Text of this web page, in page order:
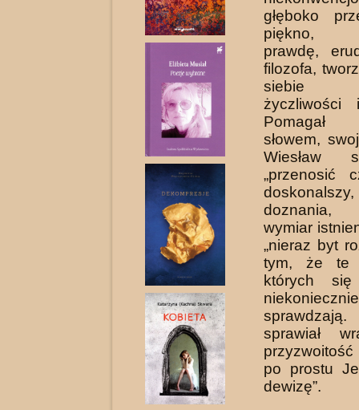
głęboko
piękno,
prawdę,
filozofa,
siebie
słowem,
Wiesław
„przenosić
doznania,
wymiar
„nieraz byt
tym, że te
których się
sprawiał
po prostu
dewizę”.